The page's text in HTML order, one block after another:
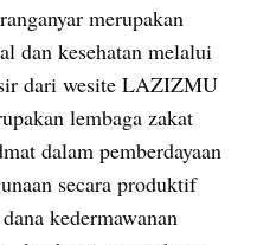
merupakan
dan kesehatan melalui
dari wesite LAZIZMU
lembaga zakat
dalam pemberdayaan
secara produktif
kedermawanan